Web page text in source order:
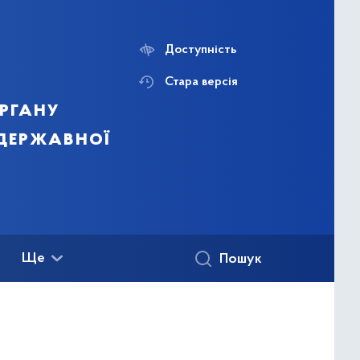
Доступність
Стара версія
Ще Пошук